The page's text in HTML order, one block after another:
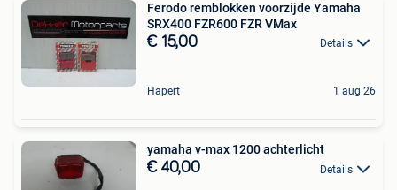
Ferodo remblokken voorzijde Yamaha
SRX400 FZR600 FZR VMax
€ 15,00 Details
Hapert 1 aug 26
yamaha v-max 1200 achterlicht
€ 40,00 Details